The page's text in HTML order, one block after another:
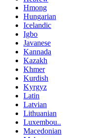
Hmong
Hungarian
Icelandic
Igbo
Javanese
Kannada
Kazakh
Khmer
Kurdish
Kyrgyz
Latin
Latvian
Lithuanian
Luxembou..
Macedonian